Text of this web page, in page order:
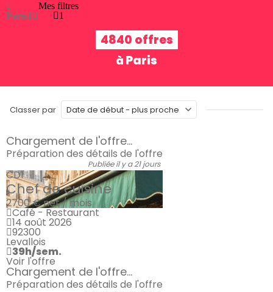
Paris1
Mes filtres
1
4840 offres
à Paris
Classer par
Chargement de l'offre...
Préparation des détails de l'offre
Publiée il y a 21 jours
CDI
Chef de cuisine
2700 €net / mois
Café - Restaurant
14 août 2026
92300
Levallois
39h/sem.
Voir l'offre
Chargement de l'offre...
Préparation des détails de l'offre